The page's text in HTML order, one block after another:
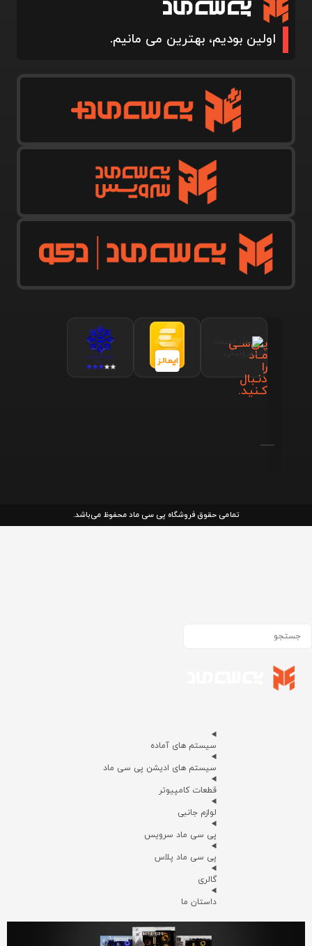
اولین بودیم، بهترین می مانیم.
پـی‌سـی
مـاد
را
دنـبال
کـنید.
تمامی حقوق فروشگاه پی سی ماد محفوظ می‌باشد.
سیستم های آماده
سیستم های ادیشن پی سی ماد
قطعات کامپیوتر
لوازم جانبی
پی سی ماد سرویس
پی سی ماد پلاس
گالری
داستان ما